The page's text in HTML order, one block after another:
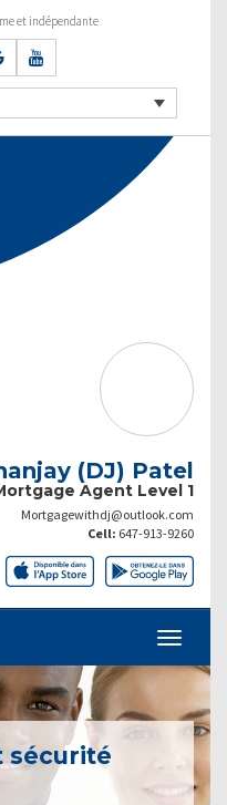
et indépendante
(DJ) Patel
Agent Level 1
Mortgagewithdj@outlook.com
Cell: 647-913-9260
sécurité